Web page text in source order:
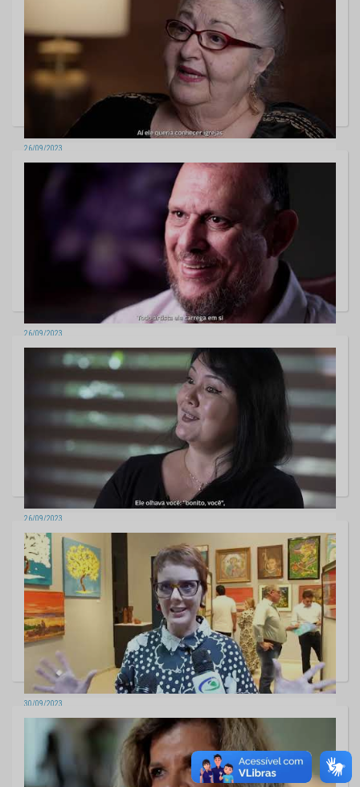
26/09/2023
Artista plástico - José Abrãao
26/09/2023
Artista Plástica - Leonor Lage
26/09/2023
Artista Plástico - M. Fujita
30/09/2023
LANÇAMENTO ESPAÇO CULTURAL TCE-MS